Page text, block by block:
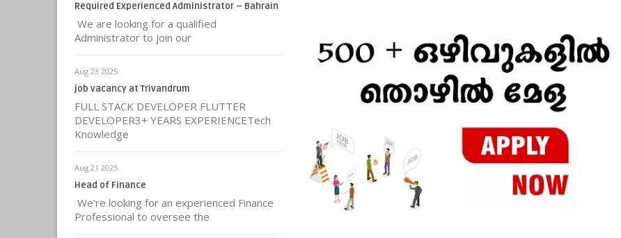
Required Experienced Administrator – Bahrain
We are looking for a qualified
Administrator to join our
Aug 23 2025
job vacancy at Trivandrum
FULL STACK DEVELOPER FLUTTER
DEVELOPER3+ YEARS EXPERIENCETech
Knowledge
Aug 21 2025
Head of Finance
We're looking for an experienced Finance
Professional to oversee the